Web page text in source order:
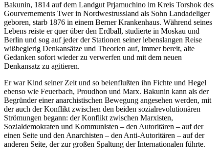
Bakunin, 1814 auf dem Landgut Prjamuchino im Kreis Torshok des
Gourvernements Twer in Nordwestrussland als Sohn Landadeliger
geboren, starb 1876 in einem Berner Krankenhaus. Während seines
Lebens reiste er quer über den Erdball, studierte in Moskau und
Berlin und sog auf jeder der Stationen seiner lebenslangen Reise
wißbegierig Denkansätze und Theorien auf, immer bereit, alte
Gedanken sofort wieder zu verwerfen und mit dem neuen
Denkansatz zu agitieren.
Er war Kind seiner Zeit und so beienflußten ihn Fichte und Hegel
ebenso wie Feuerbach, Proudhon und Marx. Bakunin kann als der
Begründer einer anarchistischen Bewegung angesehen werden, mit
der auch der Konflikt zwischen den beiden sozialrevolutionären
Strömungen begann: der Konflikt zwischen Marxisten,
Sozialdemokraten und Kommunisten – den Autoritären – auf der
einen Seite und den Anarchisten – den Anti-Autoritären – auf der
anderen Seite, der zur großen Spaltung der Internationalen führte.